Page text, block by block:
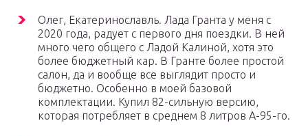
Олег, Екатеринославль. Лада Гранта у меня с
2020 года, радует с первого дня поездки. В ней
много чего общего с Ладой Калиной, хотя это
более бюджетный кар. В Гранте более простой
салон, да и вообще все выглядит просто и
бюджетно. Особенно в моей базовой
комплектации. Купил 82-сильную версию,
которая потребляет в среднем 8 литров А-95-го.